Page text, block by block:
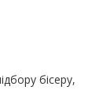
бісеру,